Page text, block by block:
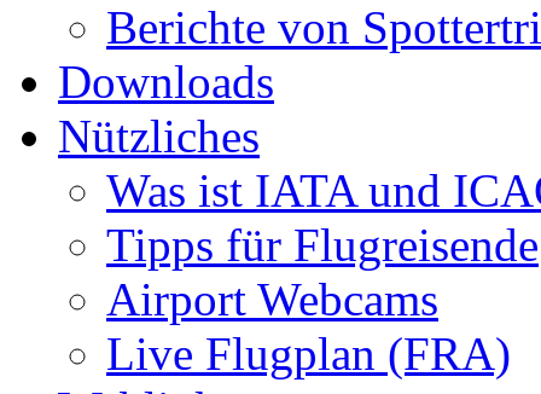
Berichte von
Downloads
Nützliches
Was ist IATA und
Tipps für Flugreisende
Airport Webcams
Live Flugplan (FRA)